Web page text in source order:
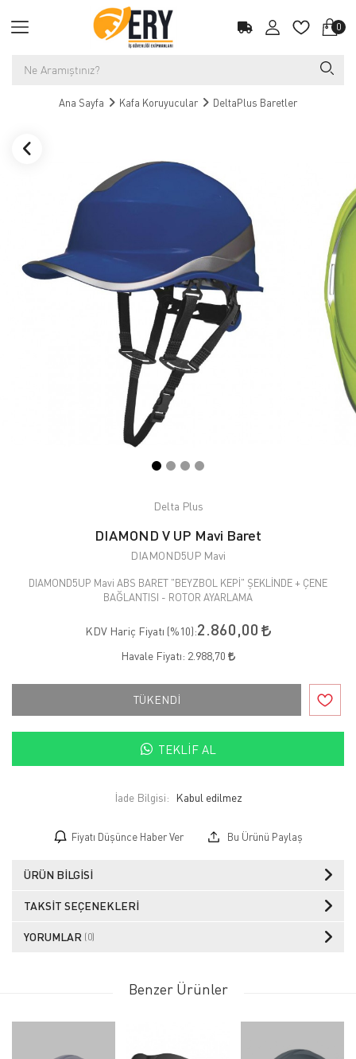
0
Ana Sayfa Kafa Koruyucular DeltaPlus Baretler
Delta Plus
DIAMOND V UP Mavi Baret
DIAMOND5UP Mavi
DIAMOND5UP Mavi ABS BARET "BEYZBOL KEPİ" ŞEKLİNDE + ÇENE
BAĞLANTISI - ROTOR AYARLAMA
KDV Hariç Fiyatı (%10):2.860,00
Havale Fiyatı: 2.988,70
TÜKENDİ
TEKLIF AL
İade Bilgisi:
Fiyatı Düşünce Haber Ver Bu Ürünü Paylaş
ÜRÜN BILGISI
TAKSIT SEÇENEKLERI
YORUMLAR (0)
Benzer Ürünler